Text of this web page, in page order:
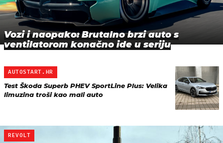
Vozi i naopako: Brutalno brzi auto s
ventilatorom konačno ide u seriju
AUTOSTART.HR
Test Škoda Superb PHEV SportLine Plus: Velika
limuzina troši kao mali auto
REVOLT